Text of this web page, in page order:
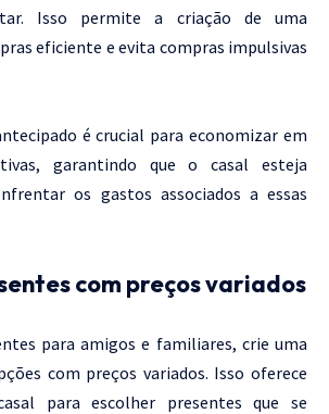
Isso permite a criação de uma
eficiente e evita compras impulsivas
é crucial para economizar em
garantindo que o casal esteja
os gastos associados a essas
com preços variados
para amigos e familiares, crie uma
com preços variados. Isso oferece
para escolher presentes que se